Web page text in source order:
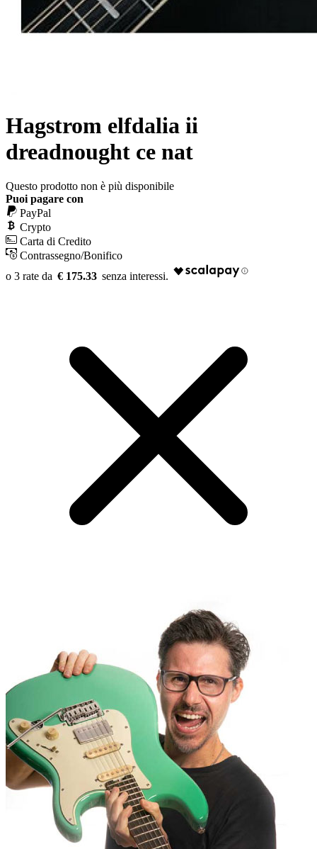
Hagstrom elfdalia ii
dreadnought ce nat
Questo prodotto non è più disponibile
Puoi pagare con
PayPal
Crypto
Carta di Credito
Contrassegno/Bonifico
€ 175.33